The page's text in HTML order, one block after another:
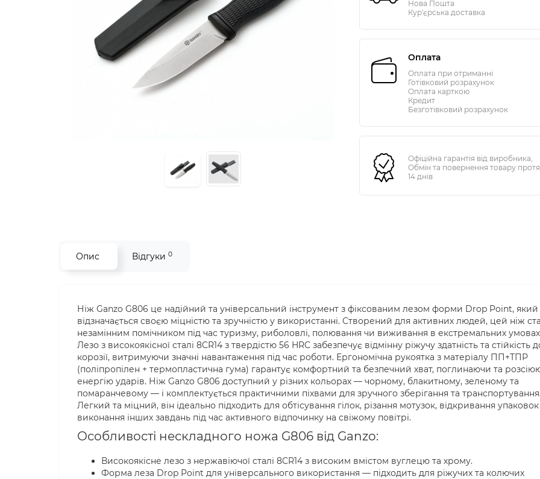
Нова Пошта
Кур'єрська доставка
Оплата
Оплата при отриманні
Готівковий розрахунок
Оплата карткою
Кредит
Безготівковий розрахунок
Офіційна гарантія від виробника,
Обмін та повернення товару
14 днів
Опис Відгуки 0
Ніж Ganzo G806 це надійний та універсальний інструмент з фіксованим лезом форми Drop Point, який
відзначається своєю міцністю та зручністю у використанні. Створений для активних людей, цей ніж
незамінним помічником під час туризму, риболовлі, полювання чи виживання в екстремальних
Лезо з високоякісної сталі 8CR14 з твердістю 56 HRC забезпечує відмінну ріжучу здатність та стійкість
корозії, витримуючи значні навантаження під час роботи. Ергономічна рукоятка з матеріалу ПП+ТПР
(поліпропілен + термопластична гума) гарантує комфортний та безпечний хват, поглинаючи та
енергію ударів. Ніж Ganzo G806 доступний у різних кольорах — чорному, блакитному, зеленому та
помаранчевому — і комплектується практичними піхвами для зручного зберігання та транспортування.
Легкий та міцний, він ідеально підходить для обтісування гілок, різання мотузок, відкривання упаковок
виконання інших завдань під час активного відпочинку на свіжому повітрі.
Особливості нескладного ножа G806 від Ganzo:
Високоякісне лезо з нержавіючої сталі 8CR14 з високим вмістом вуглецю та хрому.
Форма леза Drop Point для універсального використання — підходить для ріжучих та колючих